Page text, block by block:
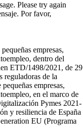
Please try again
Por favor,
empresas,
dentro del
ETD/1498/2021, de 29
reguladoras de la
empresas,
en el marco de
Pymes 2021-
y resiliencia de España
EU (Programa